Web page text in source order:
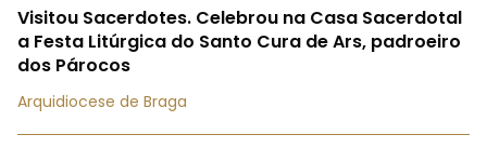
Visitou Sacerdotes. Celebrou na Casa Sacerdotal
a Festa Litúrgica do Santo Cura de Ars, padroeiro
dos Párocos
Arquidiocese de Braga